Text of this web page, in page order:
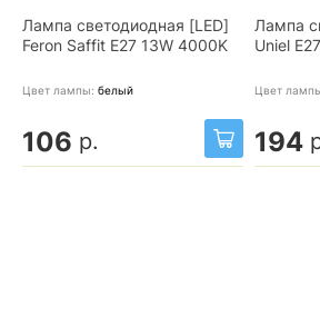
Лампа светодиодная [LED]
Feron Saffit E27 13W 4000K
Цвет лампы: белый
106 р.
Лампа
Uniel
Цвет
194